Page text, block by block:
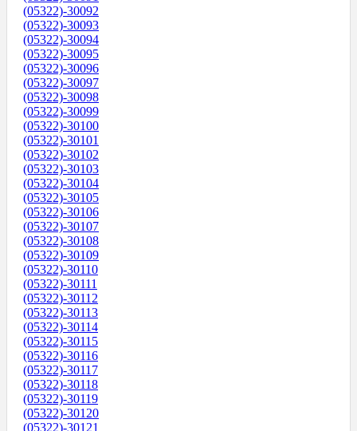
(05322)-30092
(05322)-30093
(05322)-30094
(05322)-30095
(05322)-30096
(05322)-30097
(05322)-30098
(05322)-30099
(05322)-30100
(05322)-30101
(05322)-30102
(05322)-30103
(05322)-30104
(05322)-30105
(05322)-30106
(05322)-30107
(05322)-30108
(05322)-30109
(05322)-30110
(05322)-30111
(05322)-30112
(05322)-30113
(05322)-30114
(05322)-30115
(05322)-30116
(05322)-30117
(05322)-30118
(05322)-30119
(05322)-30120
(05322)-30121